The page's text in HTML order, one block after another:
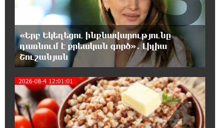
նկատմամբ կրկնում է վրացական սցենարը
17:36:59 8-08-2026
Ադրբեջանցիների բնակեցումը
Հայաստանում լուրջ վտանգներ է
պարունակում. Ավետիք Չալաբյան
17:28:45 8-08-2026
«Հայաքվե»-ի հայտարարությունից հետո
WCC-ն արձագանքել է Հայ Եկեղեցու շուրջ
ստեղծված իրավիճակին
«Երբ Եկեղեցու ինքնավարությունը
դառնում է քրեական գործ»․ Լիլիա
Շուշանյան
2026-08-4 12:01:01